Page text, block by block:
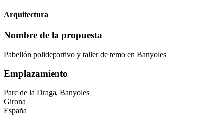
Arquitectura
Nombre de la propuesta
Pabellón polideportivo y taller de remo en Banyoles
Emplazamiento
Parc de la Draga, Banyoles
Girona
España